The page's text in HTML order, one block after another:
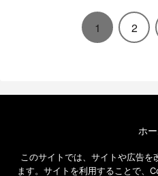
1 2
ホ
免責
このサイトでは、サイトや広告
ます。サイトを利用することで、